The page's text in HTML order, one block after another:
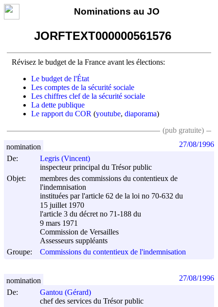
Nominations au JO
JORFTEXT000000561576
Révisez le budget de la France avant les élections:
Le budget de l'État
Les comptes de la sécurité sociale
Les chiffres clef de la sécurité sociale
La dette publique
Le rapport du COR (youtube, diaporama)
(pub gratuite)
De:
Legris (Vincent)
inspecteur principal du Trésor public
Objet:
membres des commissions du contentieux de
l'indemnisation
instituées par l'article 62 de la loi no 70-632 du
15 juillet 1970
l'article 3 du décret no 71-188 du
9 mars 1971
Commission de Versailles
Assesseurs suppléants
Groupe:
Commissions du contentieux de l'indemnisation
nomination 27/08/1996
De:
Gantou (Gérard)
chef des services du Trésor public
nomination 27/08/1996